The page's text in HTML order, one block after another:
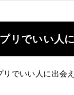
リでいい人
でいい人に出会